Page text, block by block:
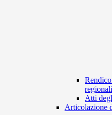
Atti
Articolazione